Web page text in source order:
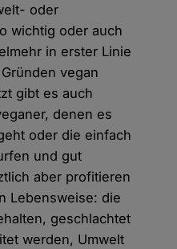
oder
wichtig oder auch
in erster Linie
vegan
gibt es auch
denen es
oder die einfach
und gut
aber profitieren
Lebensweise: die
geschlachtet
werden, Umwelt